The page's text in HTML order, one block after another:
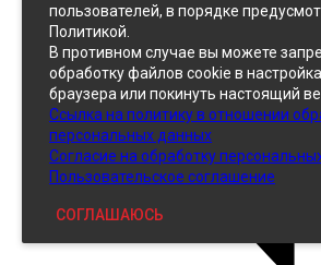
Кожзам
пользователей, в порядке
Политикой.
В противном случае вы можете
обработку файлов cookie в
браузера или покинуть настоящий
Ссылка на политику в отношении
персональных данных
Согласие на обработку
Пользовательское соглашение
СОГЛАШАЮСЬ